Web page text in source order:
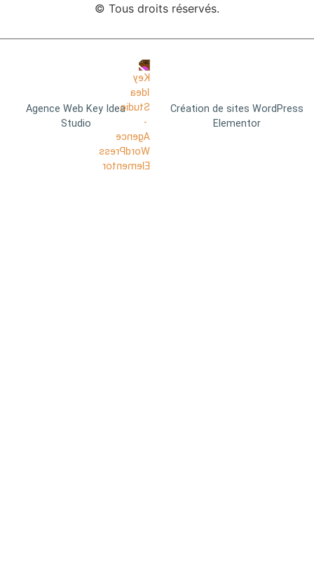
© Tous droits réservés.
Agence Web Key Idea
Studio
Création de sites WordPress
Elementor